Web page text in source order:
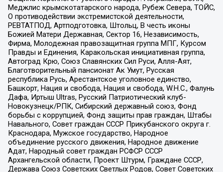
Меджлис крымскотатарского народа, Рубеж Севера, ТОЙС,
О противодействии экстремистской деятельности,
РЕВТАТПОД, Артподготовка, Штольц, В честь иконы
Божией Матери Державная, Сектор 16, Независимость,
Фирма, Молодежная правозащитная группа МПГ, Курсом
Правды и Единения, Каракольская инициативная группа,
Автоград Крю, Союз Славянских Сил Руси, Алля-Аят,
Благотворительный пансионат Ак Умут, Русская
республика Русь, Арестантское уголовное единство,
Башкорт, Нация и свобода, Нация и свобода, W.H.С., Фалунь
Дафа, Иртыш Ultras, Русский Патриотический клуб-
Новокузнецк/РПК, Сибирский державный союз, Фонд
борьбы с коррупцией, Фонд защиты прав граждан, Штабы
Навального, Совет граждан СССР Прикубанского округа г.
Краснодара, Мужское государство, Народное
объединение русского движения, Народное движение
Адат, Народный совет граждан РСФСР СССР
Архангельской области, Проект Штурм, Граждане СССР,
Держава Союз Советских Светлых Родов, Совет Советских